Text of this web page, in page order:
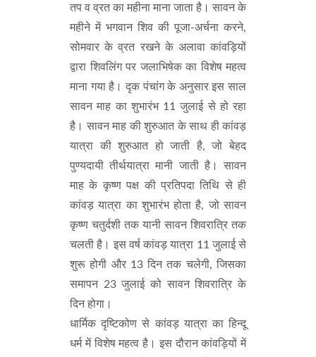
तप व व्रत का महीना माना जाता है। सावन के
महीने में भगवान शिव की पूजा-अर्चना करने,
सोमवार के व्रत रखने के अलावा कांवड़ियों
द्वारा शिवलिंग पर जलाभिषेक का विशेष महत्व
माना गया है। दृक पंचांग के अनुसार इस साल
सावन माह का शुभारंभ 11 जुलाई से हो रहा
है। सावन माह की शुरुआत के साथ ही कांवड़
यात्रा की शुरुआत हो जाती है, जो बेहद
पुण्यदायी तीर्थयात्रा मानी जाती है। सावन
माह के कृष्ण पक्ष की प्रतिपदा तिथि से ही
कांवड़ यात्रा का शुभारंभ होता है, जो सावन
कृष्ण चतुर्दशी तक यानी सावन शिवरात्रि तक
चलती है। इस वर्ष कांवड़ यात्रा 11 जुलाई से
शुरू होगी और 13 दिन तक चलेगी, जिसका
समापन 23 जुलाई को सावन शिवरात्रि के
दिन होगा।
धार्मिक दृष्टिकोण से कांवड़ यात्रा का हिन्दू
धर्म में विशेष महत्व है। इस दौरान कांवड़ियों में